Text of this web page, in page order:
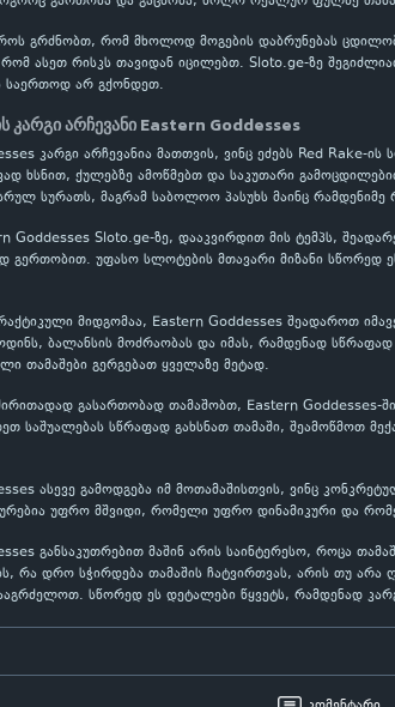
გრძნობთ, რომ მხოლოდ მოგების დაბრუნებას
ასეთ რისკს თავიდან იცილებთ. Sloto.ge-ზე
საერთოდ არ გქონდეთ.
კარგი არჩევანი Eastern Goddesses
კარგი არჩევანია მათთვის, ვინც ეძებს Red
ხსნით, ქულებზე ამოწმებთ და საკუთარი
სურათს, მაგრამ საბოლოო პასუხს მაინც
Goddesses Sloto.ge-ზე, დააკვირდით მის ტემპს,
უფასო სლოტების მთავარი მიზანი სწორედ
მიდგომაა, Eastern Goddesses შეადაროთ
ბალანსის მოძრაობას და იმას, რამდენად
თამაშები გერგებათ ყველაზე მეტად.
გასართობად თამაშობთ, Eastern Goddesses-
საშუალებას სწრაფად გახსნათ თამაში, შეამოწმოთ
ასევე გამოდგება იმ მოთამაშისთვის, ვინც
უფრო მშვიდი, რომელი უფრო დინამიკური და
განსაკუთრებით მაშინ არის საინტერესო, როცა
რა დრო სჭირდება თამაშის ჩატვირთვას, არის თუ
სწორედ ეს დეტალები წყვეტს, რამდენად